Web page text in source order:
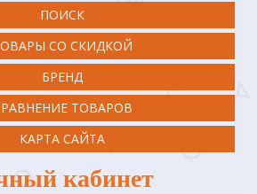
ПОИСК
СО СКИДКОЙ
БРЕНД
ТОВАРОВ
КАРТА САЙТА
кабинет